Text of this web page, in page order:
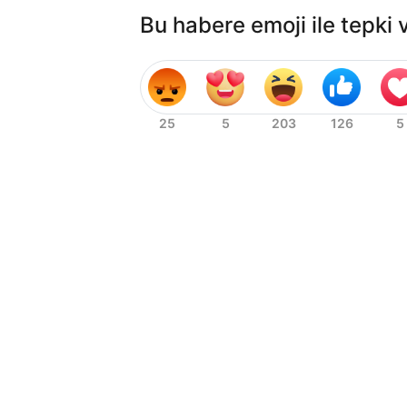
Bu habere emoji ile tepki